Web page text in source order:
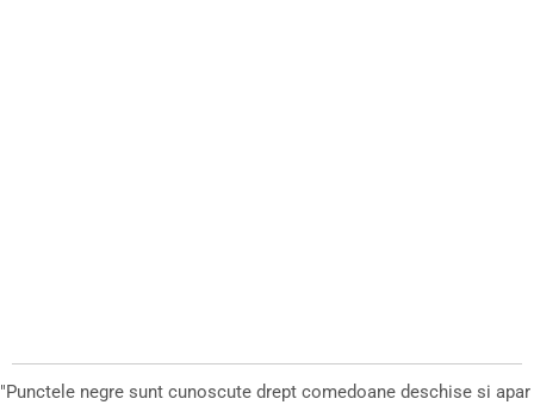
"Punctele negre sunt cunoscute drept comedoane deschise si apar